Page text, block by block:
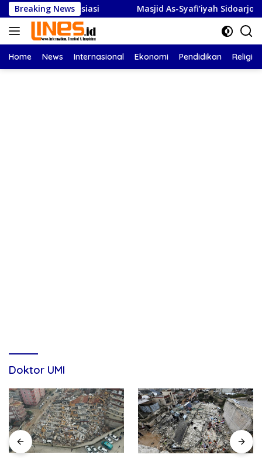
Langsung
ke
konten
Breaking News
Beri Apresiasi Masjid As-Syafi’iyah Sidoarjo Ikuti
Home News Internasional Ekonomi Pendidikan Religi
Doktor UMI